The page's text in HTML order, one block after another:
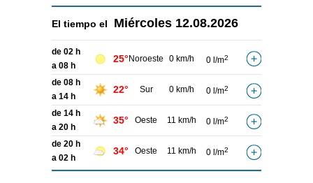
El tiempo el Miércoles 12.08.2026
de 02 h
a 08 h
25° Noroeste 0 km/h 0 l/m2
de 08 h
a 14 h
22° Sur 0 km/h 0 l/m2
de 14 h
a 20 h
35° Oeste 11 km/h 0 l/m2
de 20 h
a 02 h
34° Oeste 11 km/h 0 l/m2